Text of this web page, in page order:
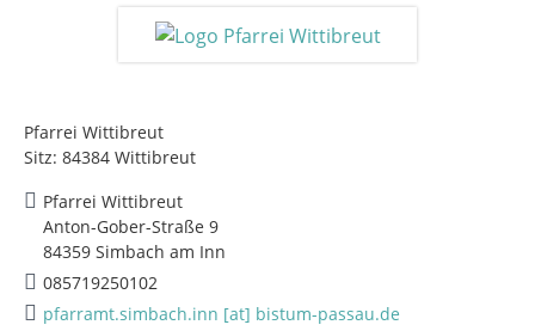
Pfarrei Wittibreut
Sitz: 84384 Wittibreut
Pfarrei Wittibreut
Anton-Gober-Straße 9
84359 Simbach am Inn
085719250102
pfarramt.simbach.inn [at] bistum-passau.de